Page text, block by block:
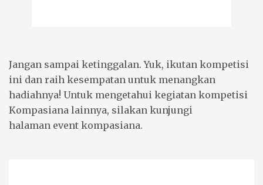
Jangan sampai ketinggalan. Yuk, ikutan kompetisi
ini dan raih kesempatan untuk menangkan
hadiahnya! Untuk mengetahui kegiatan kompetisi
Kompasiana lainnya, silakan kunjungi
halaman event kompasiana.